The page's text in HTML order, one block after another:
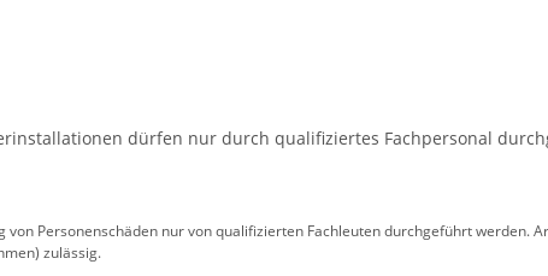
dürfen nur durch qualifiziertes Fachpersonal
Personenschäden nur von qualifizierten Fachleuten durchgeführt werden.
zulässig.